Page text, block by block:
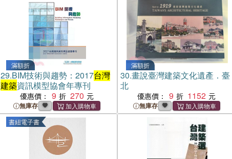
滿額折
29.BIM技術與趨勢：2017台灣
建築資訊模型協會年專刊
優惠價： 9 270
無庫存
滿額折
30.畫說臺灣建築文化遺產．臺
北
優惠價： 9 1152
無庫存
書紐電子書